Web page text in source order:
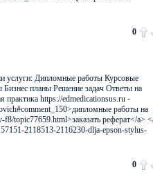
0
услуги: Дипломные работы Курсовые
планы Решение задач Ответы на
практика https://edmedicationsus.ru -
работы на
topic77659.html>заказать реферат</a>
2118513-2116230-dlja-epson-stylus-
0